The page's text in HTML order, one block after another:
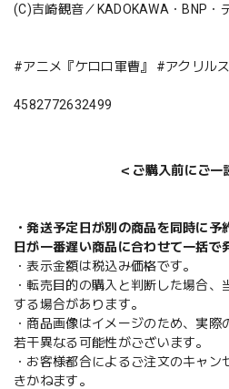
(C)吉崎観音／KADOKAWA・BNP・
#アニメ『ケロロ軍曹』 #アクリル
4582772632499
＜ご購入前にご一
・発送予定日が別の商品を同時に
日が一番遅い商品に合わせて一括で
・表示金額は税込み価格です。
・転売目的の購入と判断した場合
する場合があります。
・商品画像はイメージのため、実
若干異なる可能性がございます。
・お客様都合によるご注文のキャ
きかねます。